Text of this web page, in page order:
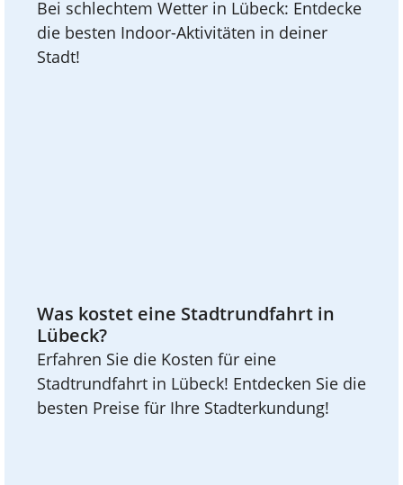
Bei schlechtem Wetter in Lübeck: Entdecke
die besten Indoor-Aktivitäten in deiner
Stadt!
Was kostet eine Stadtrundfahrt in
Lübeck?
Erfahren Sie die Kosten für eine
Stadtrundfahrt in Lübeck! Entdecken Sie die
besten Preise für Ihre Stadterkundung!